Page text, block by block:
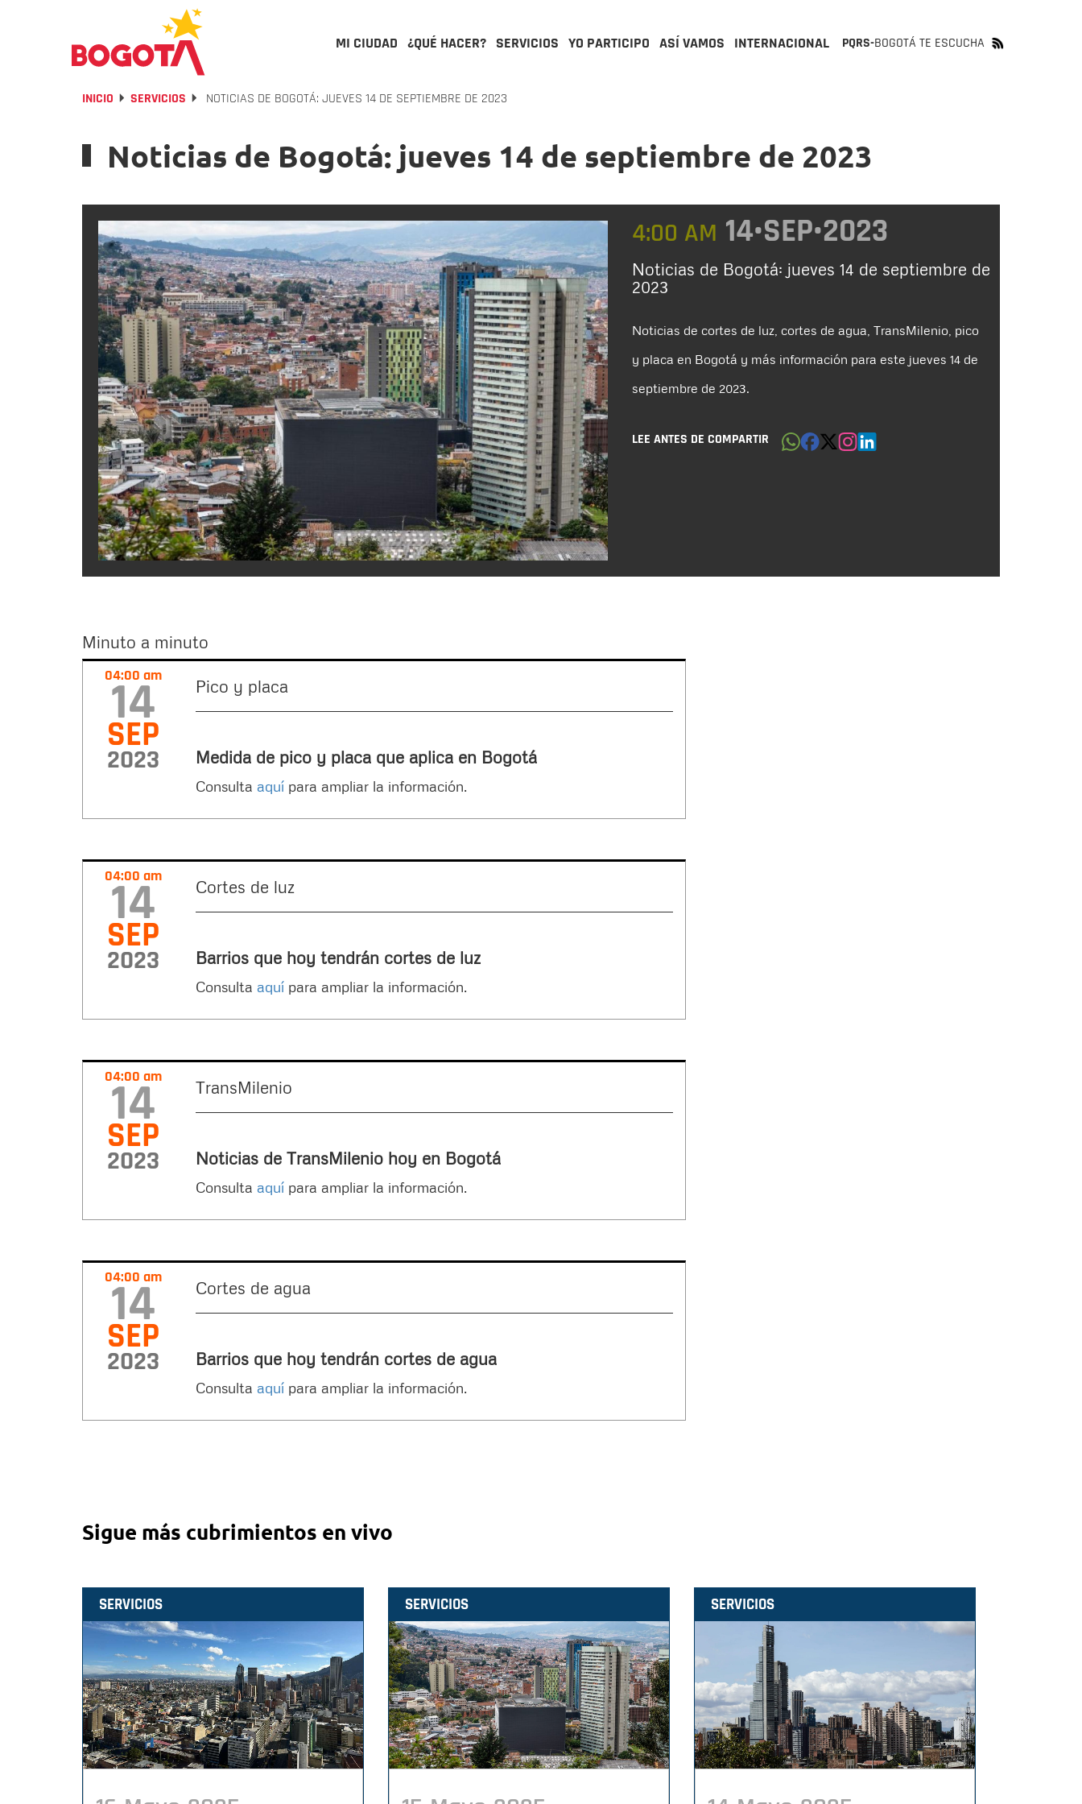
MI CIUDAD ¿QUÉ HACER? SERVICIOS YO PARTICIPO ASÍ VAMOS INTERNACIONAL PQRS-BOGOTÁ TE ESCUCHA
INICIO SERVICIOS NOTICIAS DE BOGOTÁ: JUEVES 14 DE SEPTIEMBRE DE 2023
Noticias de Bogotá: jueves 14 de septiembre de 2023
4:00 AM 14•SEP•2023
Noticias de Bogotá: jueves 14 de septiembre de
2023
Noticias de cortes de luz, cortes de agua, TransMilenio, pico
y placa en Bogotá y más información para este jueves 14 de
septiembre de 2023.
LEE ANTES DE COMPARTIR
Minuto a minuto
Minuto04:00 am
14
SEP
2023
Pico y placa
Medida de pico y placa que aplica en Bogotá
Consulta aquípara ampliar la información.
04:00 am
14
SEP
2023
Cortes de luz
Barrios que hoy tendrán cortes de luz
Consulta aquípara ampliar la información.
04:00 am
14
SEP
2023
TransMilenio
Noticias de TransMilenio hoy en Bogotá
Consulta aquípara ampliar la información.
04:00 am
14
SEP
2023
Cortes de agua
Barrios que hoy tendrán cortes de agua
Consulta aquípara ampliar la información.
Sigue más cubrimientos en vivo
SERVICIOS SERVICIOS SERVICIOS